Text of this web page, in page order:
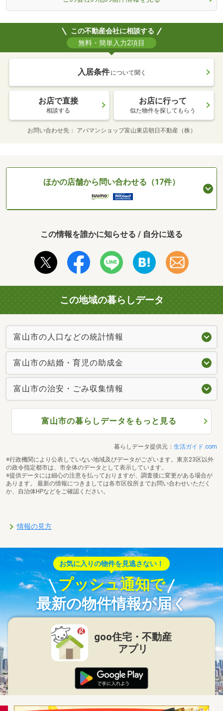
この不動産会社に相談する
無料・簡単入力2項目
入居条件 について聞く
お店で直接
相談する
お店に行って
似た物件を探してもらう
お問い合わせ先 アパマンショップ富山東店朝日不動産（株）
ほかの店舗から問い合わせる（17件）
この情報を誰かに知らせる / 自分に送る
この地域の暮らしデータ
富山市の人口などの統計情報
富山市の結婚・育児の助成金
富山市の治安・ごみ収集情報
富山市の暮らしデータをもっと見る
暮らしデータ提供元： 生活ガイド.com
※行政機関により公表していない地域及びデータがございます。東京23区以外
の政令指定都市は、市全体のデータとして表示しています。
※提供データには細心の注意を払っておりますが、調査後に変更がある場合が
あります。 最新の情報につきましては各市区役所までお問い合わせいただく
か、自治体HPなどをご確認ください。
情報の見方
お気に入りの物件を見逃さない！
プッシュ通知で
最新の物件情報が届く
goo住宅・不動産
アプリ